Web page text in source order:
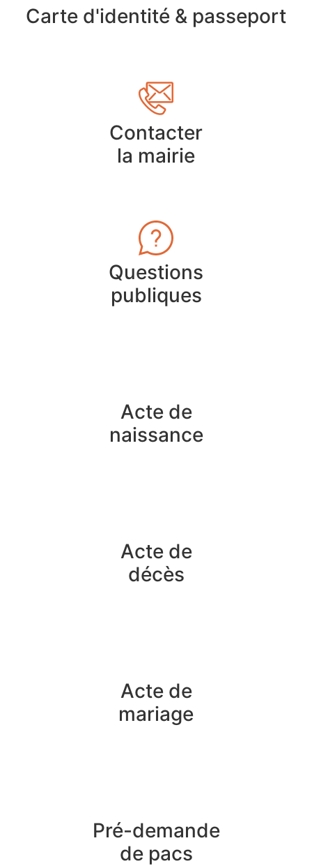
Carte d'identité & passeport
Contacter
la mairie
Questions
publiques
Acte de
naissance
Acte de
décès
Acte de
mariage
Pré-demande
de pacs